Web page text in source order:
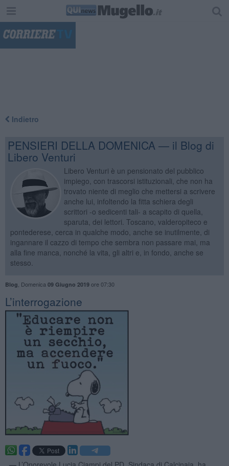
Indietro
PENSIERI DELLA DOMENICA — il Blog di
Libero Venturi
Libero Venturi è un pensionato del pubblico
impiego, con trascorsi istituzionali, che non ha
trovato niente di meglio che mettersi a scrivere
anche lui, infoltendo la fitta schiera degli
scrittori -o sedicenti tali- a scapito di quella,
sparuta, dei lettori. Toscano, valderopiteco e
pontederese, cerca in qualche modo, anche se inutilmente, di
ingannare il cazzo di tempo che sembra non passare mai, ma
alla fine manca, nonché la vita, gli altri e, in fondo, anche se
stesso.
Blog Domenica 09 Giugno 2019ore 07:30
​L’interrogazione